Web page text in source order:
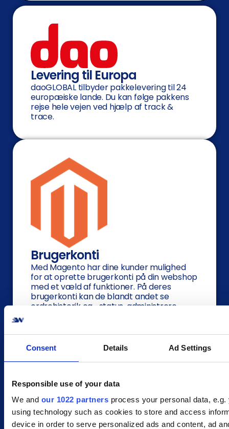
Consent Details Ad Settings
Responsible use of your data
We and our 1022 partners process your personal data, e.g.
using technology such as cookies to store and access
device in order to serve personalized ads and content, ad
Levering til Europa
daoGLOBAL tilbyder pakkelevering til 24
europæiske lande. Du kan følge pakkens
rejse hele vejen ved hjælp af track &
trace.
Brugerkonti
Med Magento har dine kunder mulighed
for at oprette brugerkonti på din webshop
med et væld af funktioner. På deres
brugerkonti kan de blandt andet se
ordrehistorik og -status, administrere
Om dao
Dao kom til verden i 2007 efter fusionen